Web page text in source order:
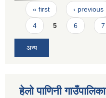
Pages
« first ‹ previous
4 5 6 7
अन्य
हेलो पाणिनी गाउँपालिका